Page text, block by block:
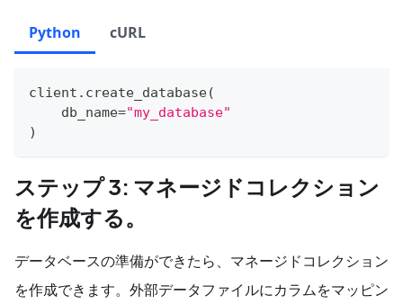
Python cURL
client . create_database(
    db_name
="my_database"
)
ステップ 3: マネージドコレクション
を作成する。
データベースの準備ができたら、マネージドコレクション
を作成できます。外部データファイルにカラムをマッピン